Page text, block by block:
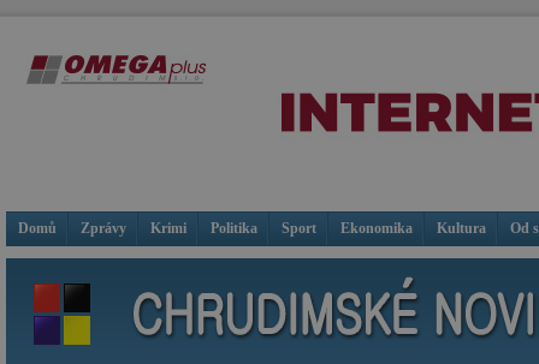
Domů Zprávy Krimi Politika Sport Ekonomika Kultura Od